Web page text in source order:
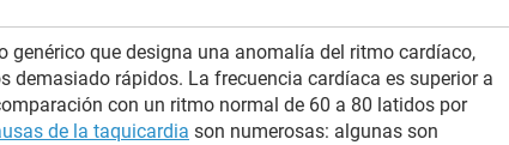
genérico que designa una anomalía del ritmo cardíaco,
demasiado rápidos. La frecuencia cardíaca es superior a
con un ritmo normal de 60 a 80 latidos por
de la taquicardia son numerosas: algunas son